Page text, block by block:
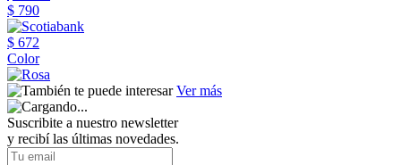
$ 790
$ 672
Color
Ver más
Suscribite a nuestro newsletter
y recibí las últimas novedades.